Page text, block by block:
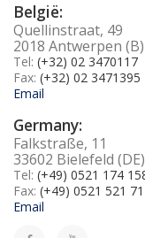
België:
Quellinstraat, 49
2018 Antwerpen (B)
Tel: (+32) 02 3470117
Fax: (+32) 02 3471395
Email
Germany:
Falkstraße, 11
33602 Bielefeld (DE)
Tel: (+49) 0521 174
Fax: (+49) 0521 521
Email